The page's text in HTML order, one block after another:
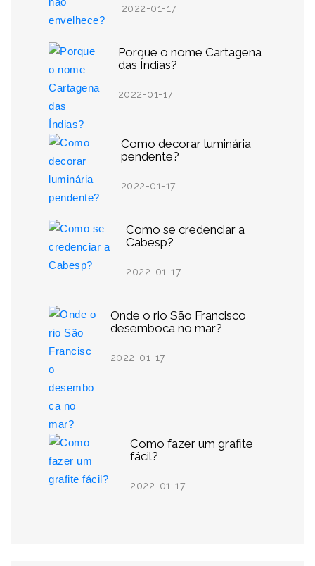
2022-01-17
Porque o nome Cartagena
das Índias?
2022-01-17
Como decorar luminária
pendente?
2022-01-17
Como se credenciar a
Cabesp?
2022-01-17
Onde o rio São Francisco
desemboca no mar?
2022-01-17
Como fazer um grafite
fácil?
2022-01-17